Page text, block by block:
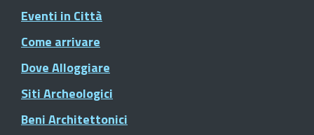
Eventi in Città
Come arrivare
Dove Alloggiare
Siti Archeologici
Beni Architettonici